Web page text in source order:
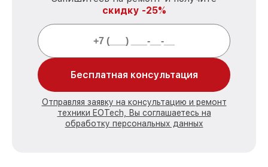
скидку -25%
Бесплатная консультация
Отправляя заявку на консультацию и ремонт
техники EOTech, Вы соглашаетесь на
обработку персональных данных